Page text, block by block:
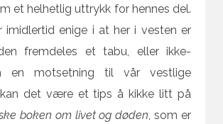
et helhetlig uttrykk for hennes del.
imidlertid enige i at her i vesten er
fremdeles et tabu, eller ikke-
en motsetning til vår vestlige
det være et tips å kikke litt på
boken om livet og døden, som er